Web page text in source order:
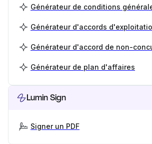
Générateur de conditions
Générateur d'accords
Générateur d'accord de non-
Générateur de plan d'affaires
Lumin Sign
Signer un PDF